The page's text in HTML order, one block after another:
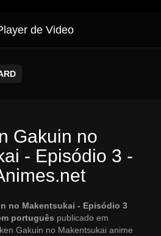
de Video
Gakuin no
- Episódio 3 -
no Makentsukai - Episódio 3
português publicado em
Gakuin no Makentsukai anime